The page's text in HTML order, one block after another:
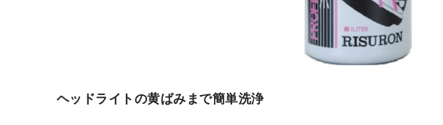
ヘッドライトの黄ばみまで簡単洗浄